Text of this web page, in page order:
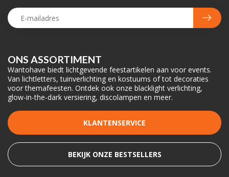
ONS ASSORTIMENT
Wantohave biedt lichtgevende feestartikelen aan voor events.
Van lichtletters, tuinverlichting en kostuums of tot decoraties
voor themafeesten. Ontdek ook onze blacklight verlichting,
glow-in-the-dark versiering, discolampen en meer.
KLANTENSERVICE
BEKIJK ONZE BESTSELLERS